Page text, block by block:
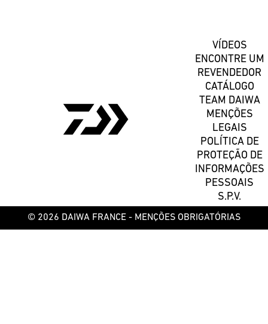
VÍDEOS
ENCONTRE UM
REVENDEDOR
CATÁLOGO
TEAM DAIWA
MENÇÕES
LEGAIS
POLÍTICA DE
PROTEÇÃO DE
INFORMAÇÕES
PESSOAIS
S.P.V.
© 2026 DAIWA FRANCE - MENÇÕES OBRIGATÓRIAS